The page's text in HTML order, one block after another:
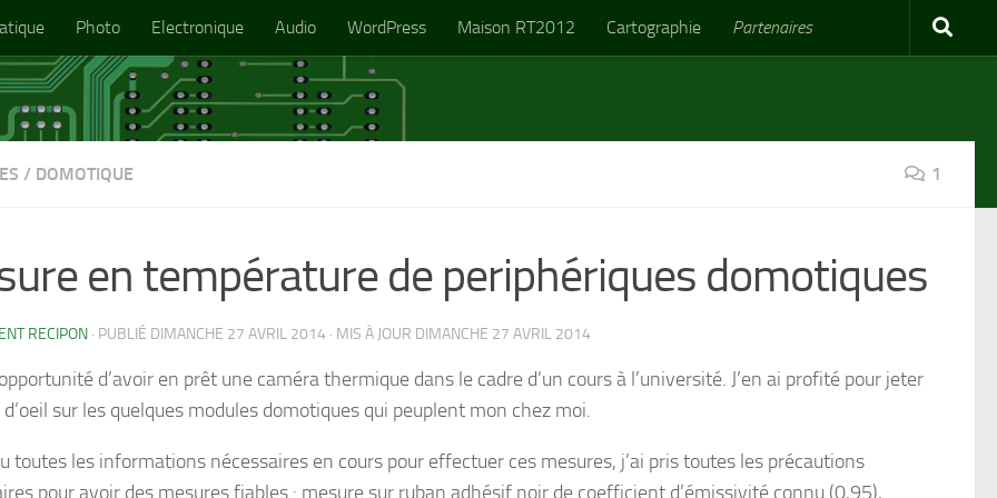
Photo Electronique Audio WordPress Maison RT2012 Cartographie Partenaires
/ DOMOTIQUE 1
en température de periphériques domotiques
RECIPON · PUBLIÉ DIMANCHE 27 AVRIL 2014 · MIS À JOUR DIMANCHE 27 AVRIL 2014
d’avoir en prêt une caméra thermique dans le cadre d’un cours à l’université. J’en ai profité pour jeter
d’oeil sur les quelques modules domotiques qui peuplent mon chez moi.
toutes les informations nécessaires en cours pour effectuer ces mesures, j’ai pris toutes les précautions
pour avoir des mesures fiables : mesure sur ruban adhésif noir de coefficient d’émissivité connu (0,95),